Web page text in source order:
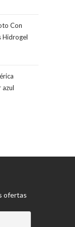
Con
Hidrogel
azul
ofertas